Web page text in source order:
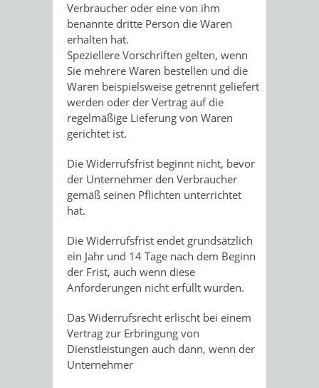
Verbraucher oder eine von ihm
benannte dritte Person die Waren
erhalten hat.
Speziellere Vorschriften gelten, wenn
Sie mehrere Waren bestellen und die
Waren beispielsweise getrennt geliefert
werden oder der Vertrag auf die
regelmäßige Lieferung von Waren
gerichtet ist.
Die Widerrufsfrist beginnt nicht, bevor
der Unternehmer den Verbraucher
gemäß seinen Pflichten unterrichtet
hat.
Die Widerrufsfrist endet grundsätzlich
ein Jahr und 14 Tage nach dem Beginn
der Frist, auch wenn diese
Anforderungen nicht erfüllt wurden.
Das Widerrufsrecht erlischt bei einem
Vertrag zur Erbringung von
Dienstleistungen auch dann, wenn der
Unternehmer